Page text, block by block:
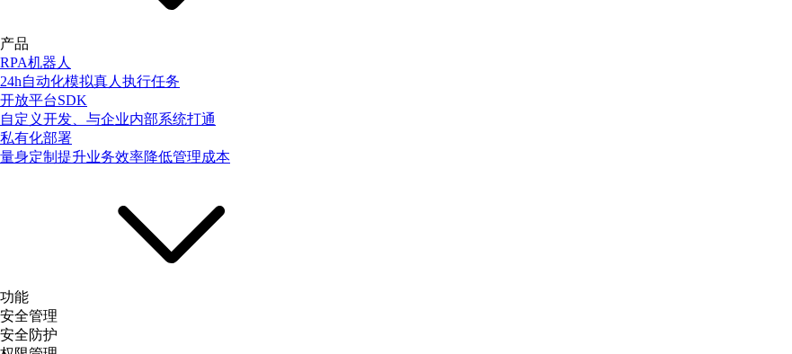
产品
RPA机器人
24h自动化模拟真人执行任务
开放平台SDK
自定义开发、与企业内部系统打通
私有化部署
量身定制提升业务效率降低管理成本
功能
安全管理
安全防护